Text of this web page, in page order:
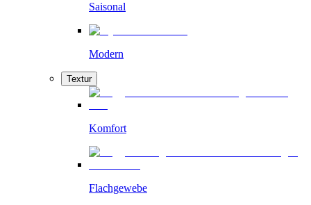
Saisonal
Modern
Textur
Komfort
Flachgewebe